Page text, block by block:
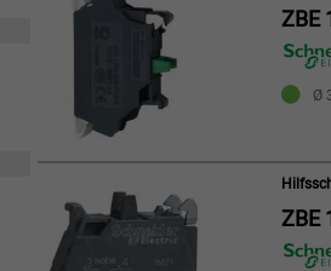
ZBE
Ø
ZBE